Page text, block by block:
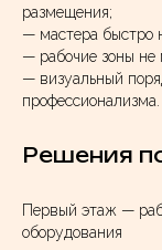
размещения;
— мастера быстро
— рабочие зоны
— визуальный
профессионализма.
Решения
Первый этаж —
оборудования